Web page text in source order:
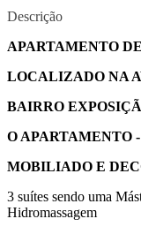
Descrição
APARTAMENTO
LOCALIZADO NA
BAIRRO
O APARTAMENTO
MOBILIADO E
3 suítes sendo uma
Hidromassagem